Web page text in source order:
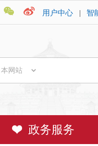
用户中心 | 智
政务服务